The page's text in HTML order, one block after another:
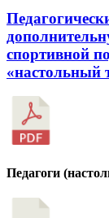
спортивной
«настольный
Педагоги